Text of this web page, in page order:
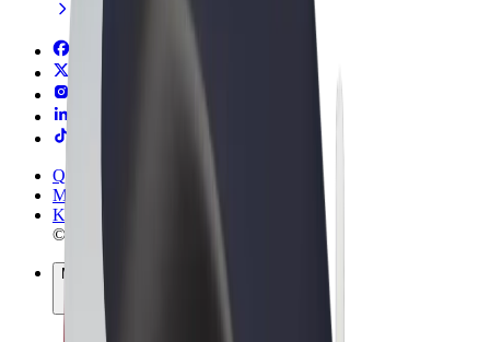
Qaydalar və Şərtlər
Məxfilik
Kukilər
© 2026 Bolt Technology OÜ
Məhsullar
Gedişlər